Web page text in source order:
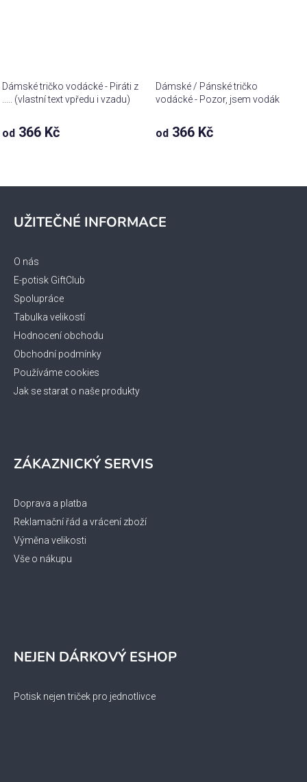
Dámské tričko vodácké - Piráti z
..... (vlastní text vpředu i vzadu)
od 366 Kč
Dámské / Pánské tričko
vodácké - Pozor, jsem vodák
od 366 Kč
UŽITEČNÉ INFORMACE
O nás
E-potisk GiftClub
Spolupráce
Tabulka velikostí
Hodnocení obchodu
Obchodní podmínky
Používáme cookies
Jak se starat o naše produkty
ZÁKAZNICKÝ SERVIS
Doprava a platba
Reklamační řád a vrácení zboží
Výměna velikosti
Vše o nákupu
NEJEN DÁRKOVÝ ESHOP
Potisk nejen triček pro jednotlivce